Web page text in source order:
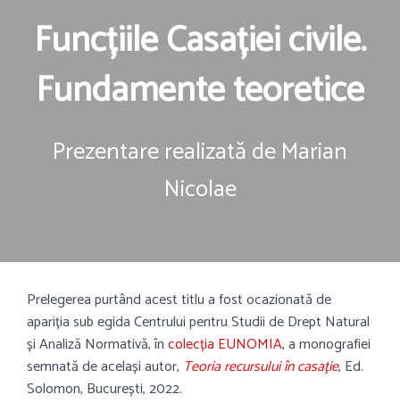
Funcțiile Casației civile.
Fundamente teoretice
Prezentare realizată deMarian
Nicolae
Prelegerea purtând acest titlu a fost ocazionată de
apariția sub egida Centrului pentru Studii de Drept Natural
și Analiză Normativă, încolecția EUNOMIA, a monografiei
semnată de același autor, Teoria recursului în casație, Ed.
Solomon, București, 2022.